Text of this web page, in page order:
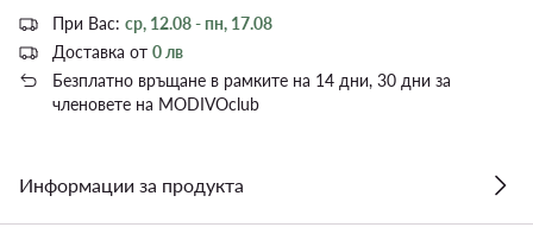
При Вас: ср, 12.08 - пн, 17.08
Доставка от 0 лв
Безплатно връщане в рамките на 14 дни, 30 дни за
членовете на MODIVOclub
Информации за продукта